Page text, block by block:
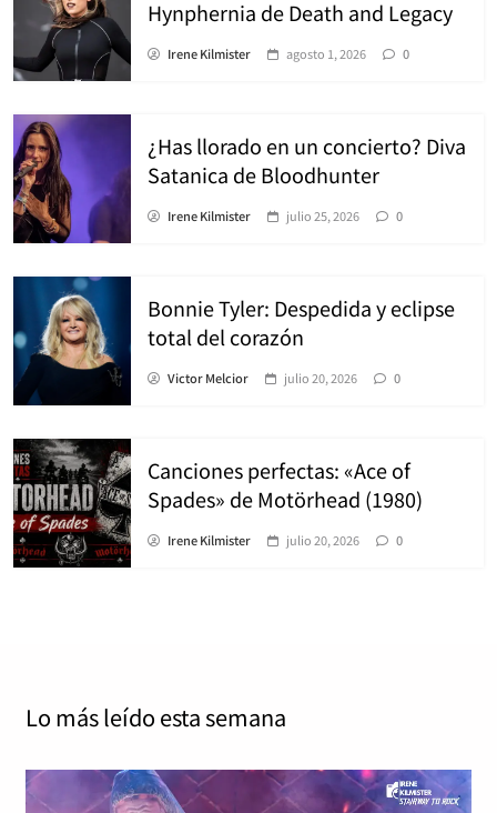
Hynphernia de Death and Legacy
Irene Kilmister agosto 1, 2026 0
¿Has llorado en un concierto? Diva
Satanica de Bloodhunter
Irene Kilmister julio 25, 2026 0
Bonnie Tyler: Despedida y eclipse
total del corazón
Victor Melcior julio 20, 2026 0
Canciones perfectas: «Ace of
Spades» de Motörhead (1980)
Irene Kilmister julio 20, 2026 0
Lo más leído esta semana